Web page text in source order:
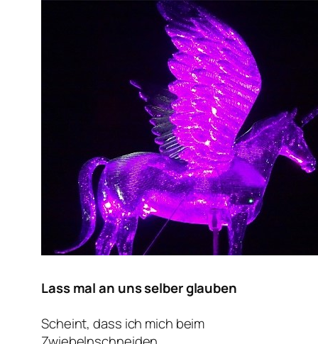
Lass mal an uns selber glauben
Scheint, dass ich mich beim